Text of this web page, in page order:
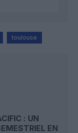
toulouse
: UN
EN